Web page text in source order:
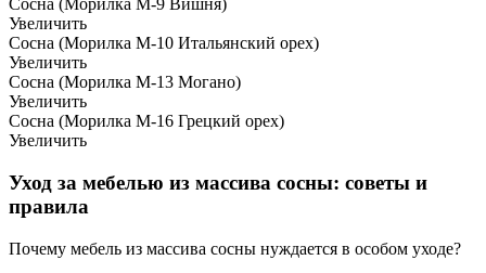
Сосна (Морилка М-9 Вишня)
Увеличить
Сосна (Морилка М-10 Итальянский орех)
Увеличить
Сосна (Морилка М-13 Могано)
Увеличить
Сосна (Морилка М-16 Грецкий орех)
Увеличить
Уход за мебелью из массива сосны: советы и
правила
Почему мебель из массива сосны нуждается в особом уходе?